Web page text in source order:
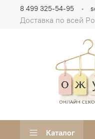
Доставка по всей
8 499 325-54-95
Каталог